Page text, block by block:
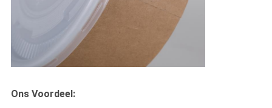
Ons Voordeel: